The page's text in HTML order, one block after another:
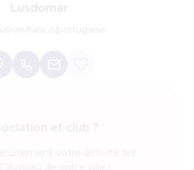
Lusdomar
franco/portugaise